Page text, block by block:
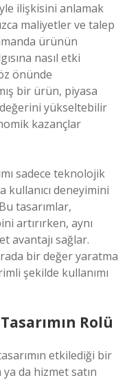
ilişkisini anlamak
maliyetler ve talep
ürünün
nasıl etki
önünde
bir ürün, piyasa
yükseltebilir
kazançlar
sadece teknolojik
kullanıcı deneyimini
tasarımlar,
artırırken, aynı
avantajı sağlar.
bir değer yaratma
şekilde kullanımı
Rolü
etkilediği bir
da hizmet satın